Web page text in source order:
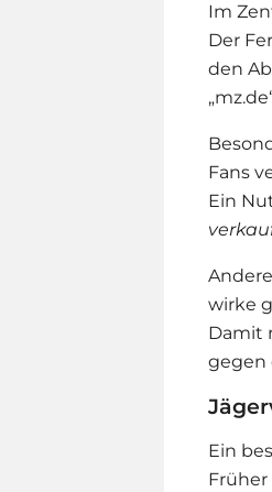
Im
Der
den
Fans
Ein
wirke
Damit
gegen
Ein